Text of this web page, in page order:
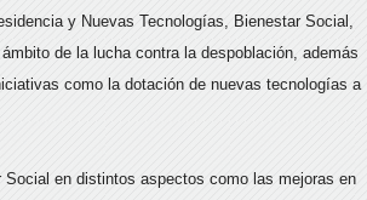
y Nuevas Tecnologías, Bienestar Social,
de la lucha contra la despoblación, además
como la dotación de nuevas tecnologías a
en distintos aspectos como las mejoras en